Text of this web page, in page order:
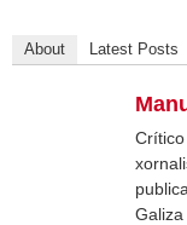
About Latest Posts